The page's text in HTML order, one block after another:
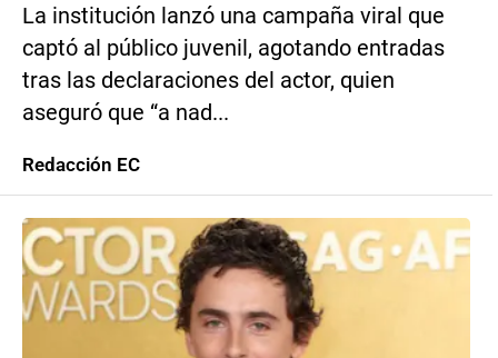
La institución lanzó una campaña viral que
captó al público juvenil, agotando entradas
tras las declaraciones del actor, quien
aseguró que “a nad...
Redacción EC